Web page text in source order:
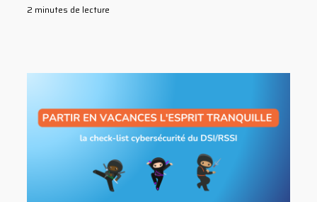
2 minutes de lecture